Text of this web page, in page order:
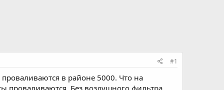
#1
в районе 5000. Что на
проваливаются. Без воздушного фильтра